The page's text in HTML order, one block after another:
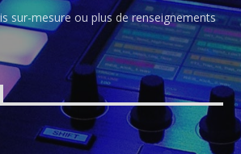
sur-mesure ou plus de renseignements